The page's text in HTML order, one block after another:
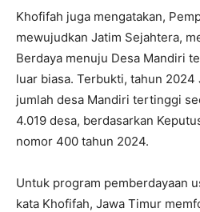
Khofifah juga mengatakan,
mewujudkan Jatim Sejahtera,
Berdaya menuju Desa Mandiri
luar biasa. Terbukti, tahun
jumlah desa Mandiri tertinggi
4.019 desa, berdasarkan
nomor 400 tahun 2024.
Untuk program pemberdayaan
kata Khofifah, Jawa Timur